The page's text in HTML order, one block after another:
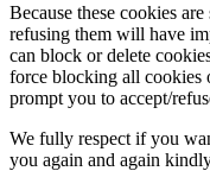
Because these cookies
refusing them will have
can block or delete
force blocking all cookies
prompt you to accept/
We fully respect if you
you again and again